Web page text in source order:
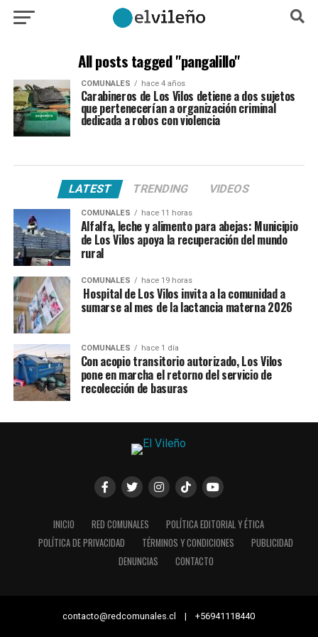
All posts tagged "pangalillo"
COMUNALES hace 4 años
Carabineros de Los Vilos detiene a dos sujetos
que pertenecerían a organización criminal
dedicada a robos con violencia
LATEST TRENDING VIDEOS
COMUNALES hace 11 horas
Alfalfa, leche y alimento para abejas: Municipio
de Los Vilos apoya la recuperación del mundo
rural
COMUNALES hace 19 horas
Hospital de Los Vilos invita a la comunidad a
sumarse al mes de la lactancia materna 2026
COMUNALES hace 1 día
Con acopio transitorio autorizado, Los Vilos
pone en marcha el retorno del servicio de
recolección de basuras
INICIO RED COMUNALES
POLÍTICA EDITORIAL Y ÉTICA
POLÍTICA DE PRIVACIDAD
TÉRMINOS Y CONDICIONES
PUBLICIDAD
DENUNCIAS
CONTACTO
contacto@redcomunales.cl | +56941118440